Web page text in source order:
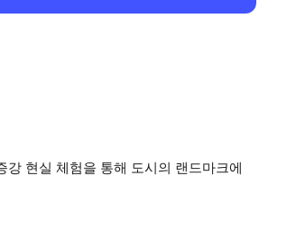
현실 체험을 통해 도시의 랜드마크에